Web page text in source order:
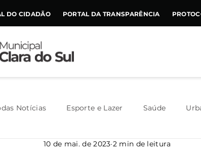
DO CIDADÃO PORTAL DA TRANSPARÊNCIA
Notícias Esporte e Lazer Saúde
Assistência Social Geral Meio Ambiente
10 de mai. de 2023 2 min de leitura